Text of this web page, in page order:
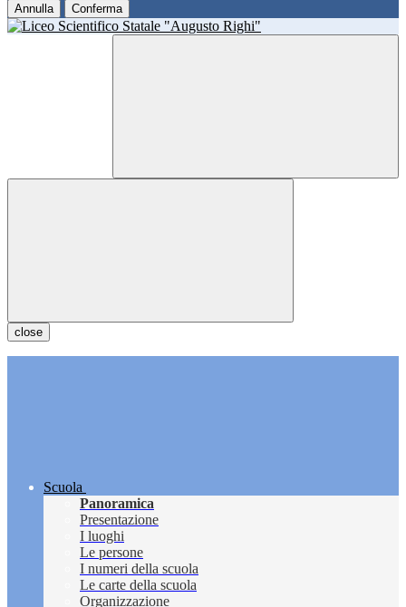
Annulla Conferma
close
Scuola
Panoramica
Presentazione
I luoghi
Le persone
I numeri della scuola
Le carte della scuola
Organizzazione